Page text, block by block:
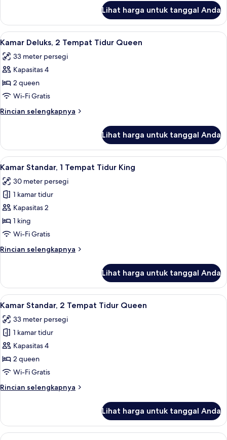
King
Kamar
Deluks,
1
Tidur
King
Lihat harga untuk tanggal Anda
Lihat
semua
foto
untuk
Kamar
Deluks,
2
Tempat
Queen
Kamar Deluks, 2 Tempat Tidur
5
Kamar Deluks, 2 Tempat Tidur Queen
33 meter persegi
Kapasitas 4
2 queen
Wi-Fi Gratis
Rincian selengkapnya
Rincian
Kamar
Deluks,
2
Tidur
Queen
Lihat harga untuk tanggal Anda
Lihat
semua
foto
untuk
Kamar
Standar,
1
Tidur
Kamar Standar, 1 Tempat Tidur
4
Kamar Standar, 1 Tempat Tidur King
30 meter persegi
1 kamar tidur
Kapasitas 2
1 king
Wi-Fi Gratis
Rincian selengkapnya
Rincian
Kamar
Standar,
1
Tidur
King
Lihat harga untuk tanggal Anda
Lihat
semua
foto
untuk
Kamar
Standar,
2
Tidur
Kamar Standar, 2 Tempat Tidur
4
Kamar Standar, 2 Tempat Tidur Queen
33 meter persegi
1 kamar tidur
Kapasitas 4
2 queen
Wi-Fi Gratis
Rincian selengkapnya
Rincian
Kamar
Standar,
Lihat harga untuk tanggal Anda
Kamar Standar, dapur kecil | Dapur